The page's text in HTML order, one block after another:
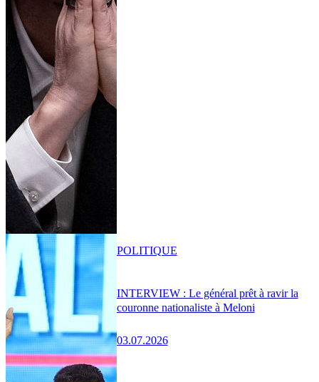
INTERVIEW : Le général prêt à ravir la
couronne nationaliste à Meloni
03.07.2026
POLITIQUE